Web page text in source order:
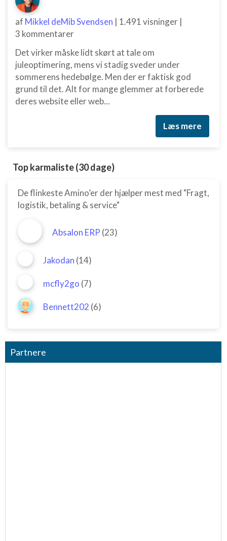
af Mikkel deMib Svendsen | 1.491 visninger |
3 kommentarer
Det virker måske lidt skørt at tale om
juleoptimering, mens vi stadig sveder under
sommerens hedebølge. Men der er faktisk god
grund til det. Alt for mange glemmer at forberede
deres website eller web...
Læs mere
Top karmaliste (30 dage)
De flinkeste Amino’er der hjælper mest med "Fragt,
logistik, betaling & service"
Absalon ERP (23)
Jakodan (14)
mcfly2go (7)
Bennett202 (6)
Partnere